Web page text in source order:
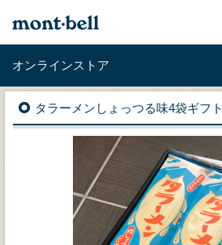
オンラインストア
タラーメンしょっつる味4袋ギフト